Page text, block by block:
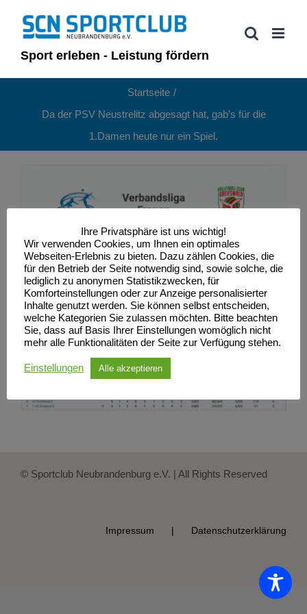
Inhalt
springenSport erleben - Leistung fördern
Startseite
Da der PSV Neustrelitz abgesagt hat, gab’s für die
1.Damen heute nur ein Spiel.
© Sportclub Neubrandenburg e.V. | All Rights Reserved
Impressum Datenschutzerklärung
Ihre Privatsphäre ist uns wichtig!
Wir verwenden Cookies, um Ihnen ein optimales
Webseiten-Erlebnis zu bieten. Dazu zählen Cookies, die
für den Betrieb der Seite notwendig sind, sowie solche, die
lediglich zu anonymen Statistikzwecken, für
Komforteinstellungen oder zur Anzeige personalisierter
Inhalte genutzt werden. Sie können selbst entscheiden,
welche Kategorien Sie zulassen möchten. Bitte beachten
Sie, dass auf Basis Ihrer Einstellungen womöglich nicht
mehr alle Funktionalitäten der Seite zur Verfügung stehen.
Einstellungen Alle akzeptieren